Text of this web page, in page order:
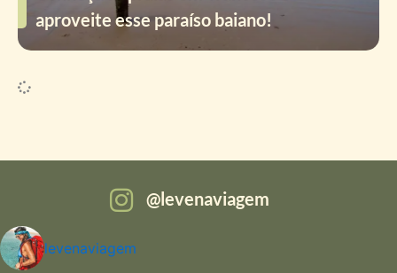
aproveite esse paraíso baiano!
levenaviagem
levenaviagem